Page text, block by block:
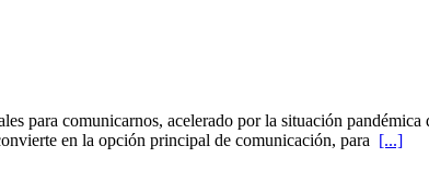
para comunicarnos, acelerado por la situación
en la opción principal de comunicación, para [...]